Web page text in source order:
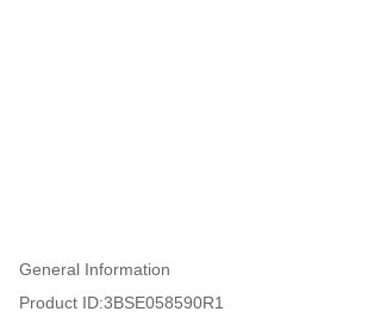
General Information
Product ID:3BSE058590R1